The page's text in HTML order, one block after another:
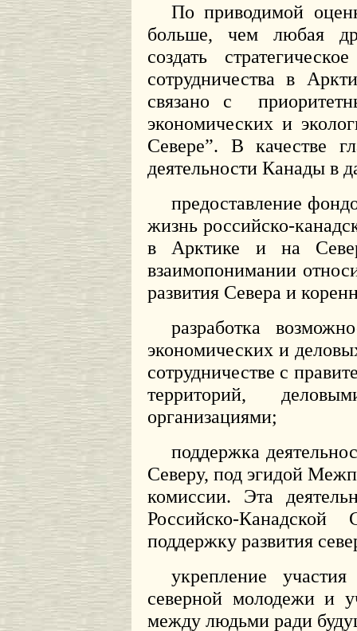
По приводимой
больше, чем любая
создать
сотрудничества в
связано с
экономических и
Севере”. В качестве
деятельности Канады в
предоставление
жизнь российско-
в Арктике и на
взаимопонимании
развития Севера и
разработка
экономических и
сотрудничестве с
территорий,
организациями;
поддержка
Северу, под эгидой
комиссии. Эта
Российско-
поддержку развития
укрепление
северной молодежи и
между людьми ради